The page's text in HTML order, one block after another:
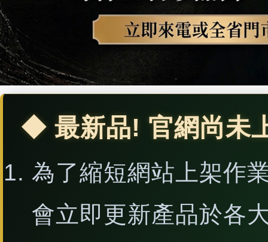
◆ 最新品! 官網尚未
為了縮短網站上架作
會立即更新產品於各